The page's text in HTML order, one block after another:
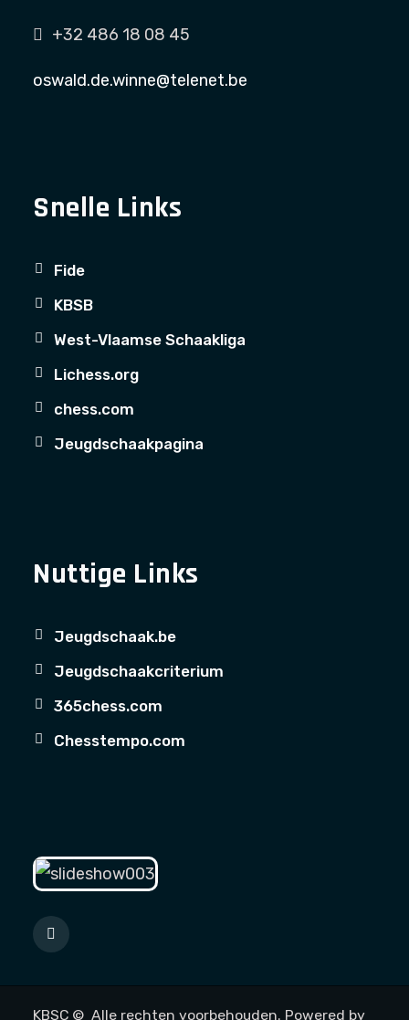
+32 486 18 08 45
oswald.de.winne@telenet.be
Snelle Links
Fide
KBSB
West-Vlaamse Schaakliga
Lichess.org
chess.com
Jeugdschaakpagina
Nuttige Links
Jeugdschaak.be
Jeugdschaakcriterium
365chess.com
Chesstempo.com
KBSC © Alle rechten voorbehouden. Powered by